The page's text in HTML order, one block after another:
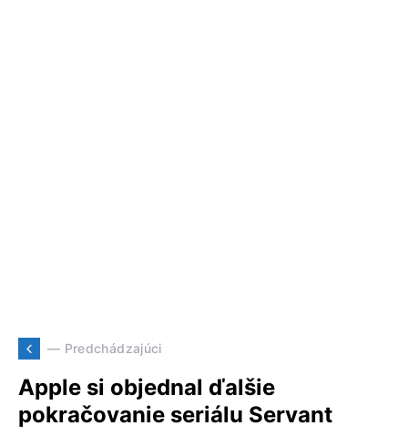
— Predchádzajúci
Apple si objednal ďalšie
pokračovanie seriálu Servant